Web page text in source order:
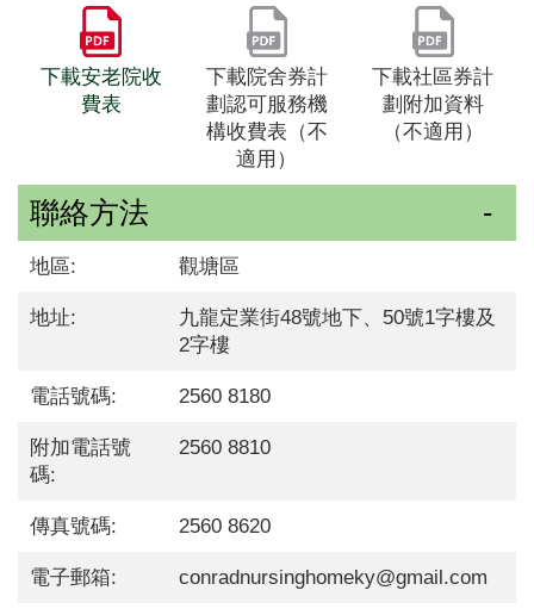
下載安老院收
費表
下載院舍券計
劃認可服務機
構收費表（不
適用）
下載社區券計
劃附加資料
（不適用）
聯絡方法
地區: 觀塘區
地址:
九龍定業街48號地下、50號1字樓及
2字樓
電話號碼: 2560 8180
附加電話號
碼:
2560 8810
傳真號碼: 2560 8620
電子郵箱: conradnursinghomeky@gmail.com